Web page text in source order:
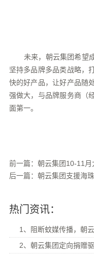
未来，朝云集团希望成
坚持多品牌多品类战略，
快的好产品，让好产品随
强做大，与品牌服务商（
面第一。
前一篇：朝云集团10-11月
后一篇：朝云集团支援海
热门资讯：
1、阻断蚊媒传播，朝
2、朝云集团定向捐赠